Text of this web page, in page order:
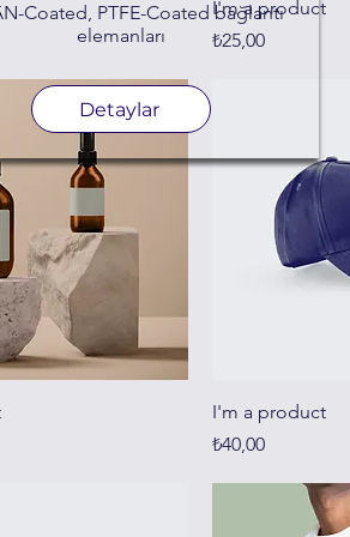
I'm a product
Fiyat
₺25,00
I'm a product
Fiyat
₺40,00
Coated, PTFE-Coated bağlantı
elemanları
Detaylar